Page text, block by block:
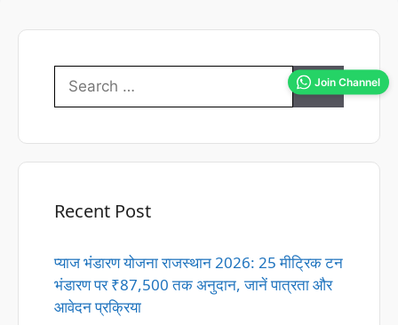
Search
for:
Recent Post
प्याज भंडारण योजना राजस्थान 2026: 25 मीट्रिक टन
भंडारण पर ₹87,500 तक अनुदान, जानें पात्रता और
आवेदन प्रक्रिया
Join Channel